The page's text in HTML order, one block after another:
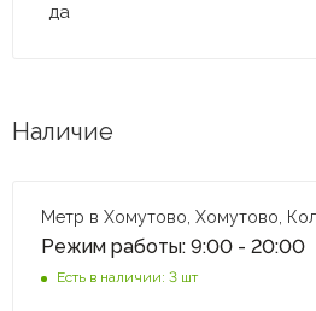
да
Наличие
Метр в Хомутово, Хомутово,
Режим работы: 9:00 - 20:00
Есть в наличии: 3 шт